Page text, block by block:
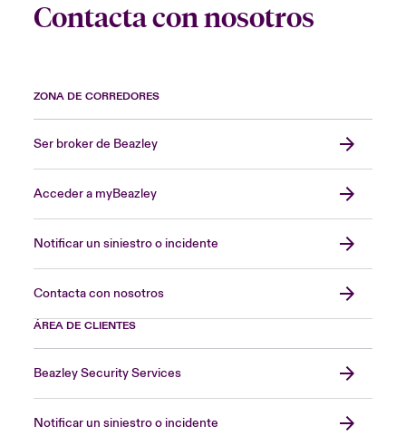
Contacta con nosotros
ZONA DE CORREDORES
Ser broker de Beazley
Acceder a myBeazley
Notificar un siniestro o incidente
Contacta con nosotros
ÁREA DE CLIENTES
Beazley Security Services
Notificar un siniestro o incidente